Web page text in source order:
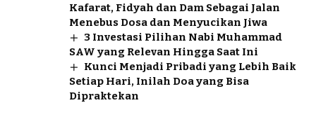
Kafarat, Fidyah dan Dam Sebagai Jalan
Menebus Dosa dan Menyucikan Jiwa
3 Investasi Pilihan Nabi Muhammad
SAW yang Relevan Hingga Saat Ini
Kunci Menjadi Pribadi yang Lebih Baik
Setiap Hari, Inilah Doa yang Bisa
Dipraktekan